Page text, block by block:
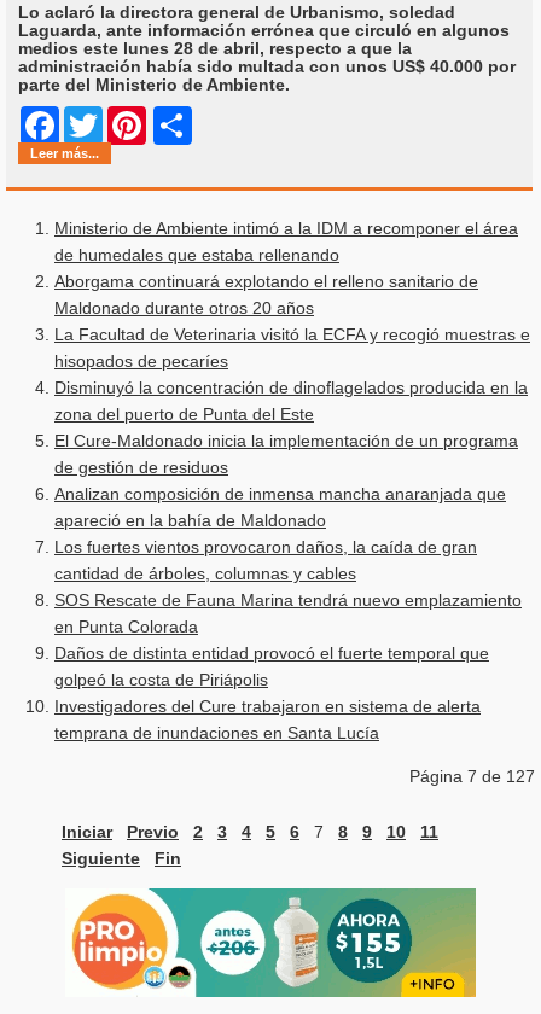
Lo aclaró la directora general de Urbanismo, soledad
Laguarda, ante información errónea que circuló en algunos
medios este lunes 28 de abril, respecto a que la
administración había sido multada con unos US$ 40.000 por
parte del Ministerio de Ambiente.
Facebook
Twitter Pinterest
Leer más...
Ministerio de Ambiente intimó a la IDM a recomponer el área
de humedales que estaba rellenando
Aborgama continuará explotando el relleno sanitario de
Maldonado durante otros 20 años
La Facultad de Veterinaria visitó la ECFA y recogió muestras e
hisopados de pecaríes
Disminuyó la concentración de dinoflagelados producida en la
zona del puerto de Punta del Este
El Cure-Maldonado inicia la implementación de un programa
de gestión de residuos
Analizan composición de inmensa mancha anaranjada que
apareció en la bahía de Maldonado
Los fuertes vientos provocaron daños, la caída de gran
cantidad de árboles, columnas y cables
SOS Rescate de Fauna Marina tendrá nuevo emplazamiento
en Punta Colorada
Daños de distinta entidad provocó el fuerte temporal que
golpeó la costa de Piriápolis
Investigadores del Cure trabajaron en sistema de alerta
temprana de inundaciones en Santa Lucía
Página 7 de 127
Iniciar Previo 2 3 4 5 6 7 8 9 10
11
Siguiente
Fin